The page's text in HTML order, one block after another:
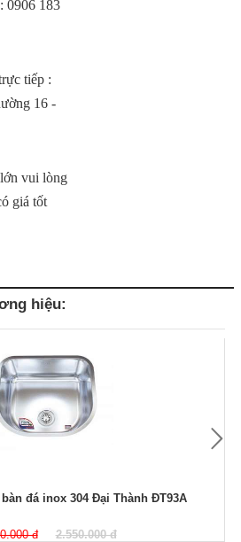
0906 183
tiếp :
16 -
vui lòng
giá tốt
hiệu:
đá inox 304 Đại Thành ĐT93A
đ 2.550.000 đ